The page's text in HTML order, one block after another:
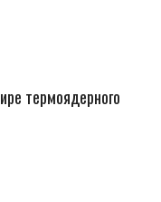
термоядерного